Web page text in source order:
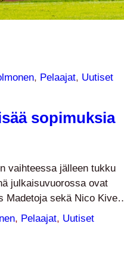
, Pelaajat, Uutiset
sopimuksia
vaihteessa jälleen tukku
julkaisuvuorossa ovat
Madetoja sekä Nico Kivelä
omista nuorista
, Pelaajat, Uutiset